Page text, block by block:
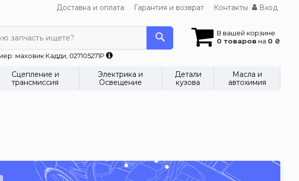
Доставка и оплата Гарантия и возврат Контакты Вход
В вашей корзине
0 товаров на 0 ₴
запчасть ищете?
маховик Кадди, 027105271P
Сцепление и
трансмиссия
Электрика и
Освещение
Детали
кузова
Масла и
автохимия